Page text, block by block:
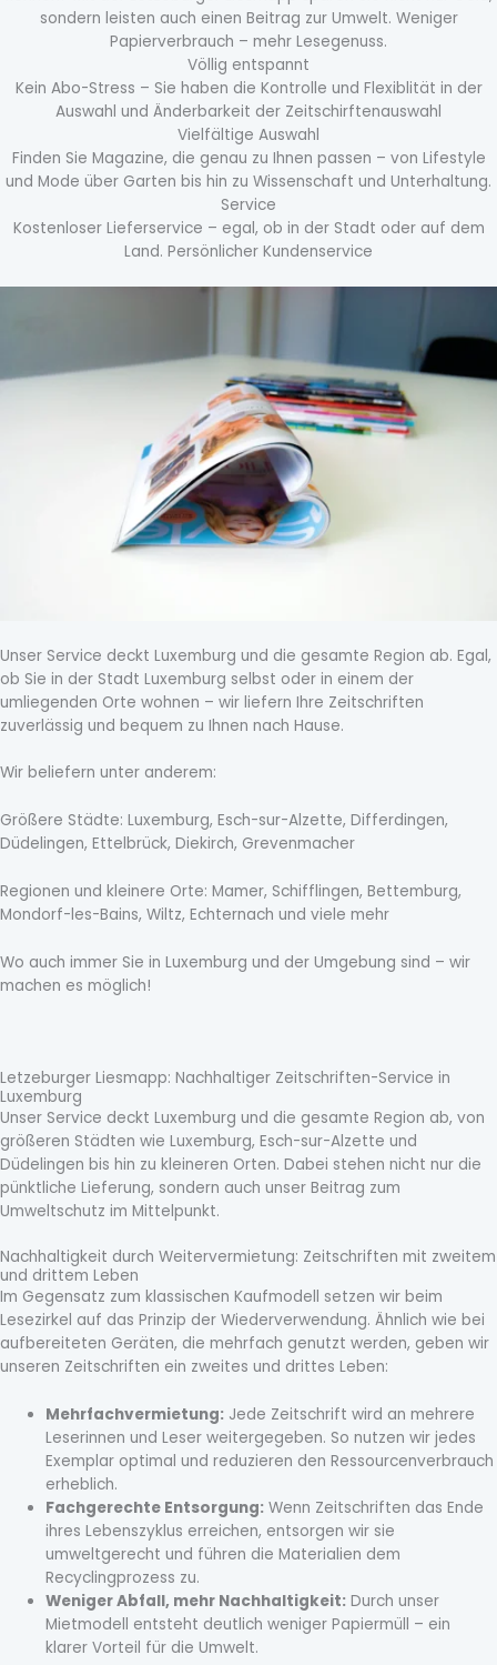
sondern leisten auch einen Beitrag zur Umwelt. Weniger
Papierverbrauch – mehr Lesegenuss.
Völlig entspannt
Kein Abo-Stress – Sie haben die Kontrolle und Flexiblität in der
Auswahl und Änderbarkeit der Zeitschirftenauswahl
Vielfältige Auswahl
Finden Sie Magazine, die genau zu Ihnen passen – von Lifestyle
und Mode über Garten bis hin zu Wissenschaft und Unterhaltung.
Service
Kostenloser Lieferservice – egal, ob in der Stadt oder auf dem
Land. Persönlicher Kundenservice
Unser Service deckt Luxemburg und die gesamte Region ab. Egal,
ob Sie in der Stadt Luxemburg selbst oder in einem der
umliegenden Orte wohnen – wir liefern Ihre Zeitschriften
zuverlässig und bequem zu Ihnen nach Hause.
Wir beliefern unter anderem:
Größere Städte: Luxemburg, Esch-sur-Alzette, Differdingen,
Düdelingen, Ettelbrück, Diekirch, Grevenmacher
Regionen und kleinere Orte: Mamer, Schifflingen, Bettemburg,
Mondorf-les-Bains, Wiltz, Echternach und viele mehr
Wo auch immer Sie in Luxemburg und der Umgebung sind – wir
machen es möglich!
Letzeburger Liesmapp: Nachhaltiger Zeitschriften-Service in
Luxemburg
Unser Service deckt Luxemburg und die gesamte Region ab, von
größeren Städten wie Luxemburg, Esch-sur-Alzette und
Düdelingen bis hin zu kleineren Orten. Dabei stehen nicht nur die
pünktliche Lieferung, sondern auch unser Beitrag zum
Umweltschutz im Mittelpunkt.
Nachhaltigkeit durch Weitervermietung: Zeitschriften mit zweitem
und drittem Leben
Im Gegensatz zum klassischen Kaufmodell setzen wir beim
Lesezirkel auf das Prinzip der Wiederverwendung. Ähnlich wie bei
aufbereiteten Geräten, die mehrfach genutzt werden, geben wir
unseren Zeitschriften ein zweites und drittes Leben:
Mehrfachvermietung: Jede Zeitschrift wird an mehrere
Leserinnen und Leser weitergegeben. So nutzen wir jedes
Exemplar optimal und reduzieren den Ressourcenverbrauch
erheblich.
Fachgerechte Entsorgung: Wenn Zeitschriften das Ende
ihres Lebenszyklus erreichen, entsorgen wir sie
umweltgerecht und führen die Materialien dem
Recyclingprozess zu.
Weniger Abfall, mehr Nachhaltigkeit: Durch unser
Mietmodell entsteht deutlich weniger Papiermüll – ein
klarer Vorteil für die Umwelt.